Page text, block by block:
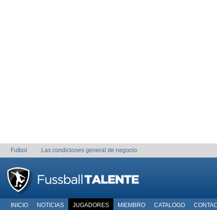
Futbol Las condiciones general de negocio
INICIO NOTICIAS JUGADORES MIEMBRO CATALOGO